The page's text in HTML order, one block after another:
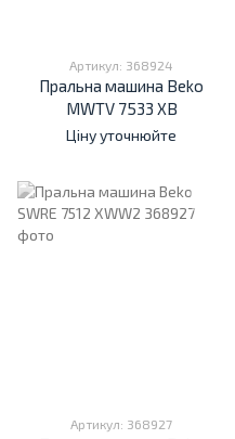
Артикул: 368924
Пральна машина Beko
MWTV 7533 XB
Ціну уточнюйте
Артикул: 368927